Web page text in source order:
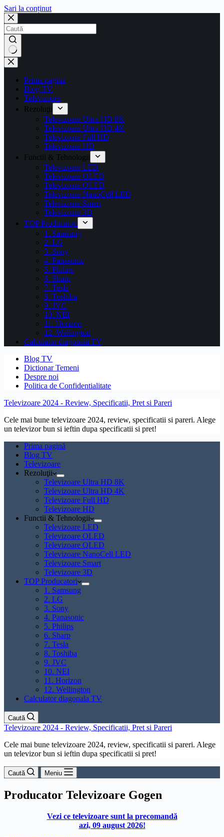
Sari la conținut
Prima pagină
Blog TV
Televizoare
Rezoluţii
Televizoare Ultra HD 8K
Televizoare Ultra HD 4K
Televizoare Full HD
Televizoare HD
Functii & Tehnologii
Televizoare LED
Televizoare OLED
Televizoare QLED
Televizoare NanoCell LED
Televizoare Smart
Televizoare 3D
TOP Producatori
1. Samsung
2. LG
3. Sony
4. Panasonic
5. Philips
6. Sharp
7. Tesla
8. Toshiba
9. JVC
10. NEI
11. Horizon
12. Wellington
Calculator diagonala TV
Blog TV
Dictionar Temeni
Despre noi
Politica de Confidentialitate
Televizoare 2024 - Review, Specificatii, Pret si Pareri
Cele mai bune televizoare 2024, review, specificatii si pareri. Alege
un televizor bun si ieftin dupa specificatii si pret!
Prima pagină
Blog TV
Televizoare
Rezoluţii
Televizoare Ultra HD 8K
Televizoare Ultra HD 4K
Televizoare Full HD
Televizoare HD
Functii & Tehnologii
Televizoare LED
Televizoare OLED
Televizoare QLED
Televizoare NanoCell LED
Televizoare Smart
Televizoare 3D
TOP Producatori
1. Samsung
2. LG
3. Sony
4. Panasonic
5. Philips
6. Sharp
7. Tesla
8. Toshiba
9. JVC
10. NEI
11. Horizon
12. Wellington
Calculator diagonala TV
Caută
Televizoare 2024 - Review, Specificatii, Pret si Pareri
Cele mai bune televizoare 2024, review, specificatii si pareri. Alege
un televizor bun si ieftin dupa specificatii si pret!
Caută Meniu
Producator Televizoare Gogen
Vezi ce televizoare sunt la precomandă
azi, 09 august 2026!